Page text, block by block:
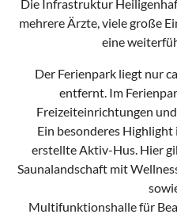
Die Infrastruktur
mehrere Ärzte, viele große
eine
Der Ferienpark liegt nur
entfernt. Im
Freizeiteinrichtungen
Ein besonderes
erstellte Aktiv-Hus. Hier
Saunalandschaft mit
Multifunktionshalle für